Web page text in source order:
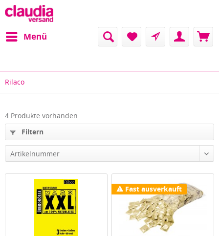
Menü
Rilaco
4 Produkte vorhanden
Filtern
Artikelnummer
Fast ausverkauft